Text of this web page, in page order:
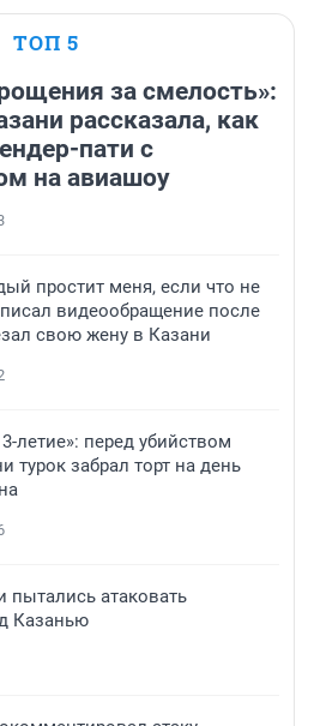
ТОП 5
за смелость»:
рассказала, как
пати с
на авиашоу
простит меня, если что не
видеообращение после
свою жену в Казани
летие»: перед убийством
турок забрал торт на день
пытались атаковать
Казанью